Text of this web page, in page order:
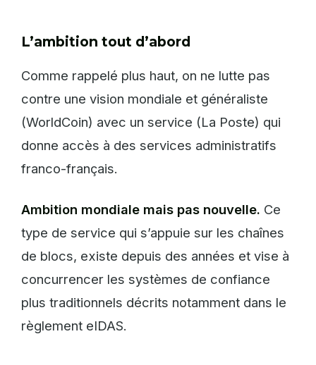
L’ambition tout d’abord
Comme rappelé plus haut, on ne lutte pas
contre une vision mondiale et généraliste
(WorldCoin) avec un service (La Poste) qui
donne accès à des services administratifs
franco-français.
Ambition mondiale mais pas nouvelle. Ce
type de service qui s’appuie sur les chaînes
de blocs, existe depuis des années et vise à
concurrencer les systèmes de confiance
plus traditionnels décrits notamment dans le
règlement eIDAS.